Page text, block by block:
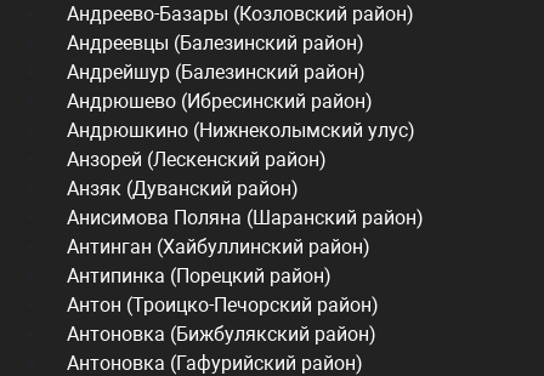
Андреево-Базары (Козловский район)
Андреевцы (Балезинский район)
Андрейшур (Балезинский район)
Андрюшево (Ибресинский район)
Андрюшкино (Нижнеколымский улус)
Анзорей (Лескенский район)
Анзяк (Дуванский район)
Анисимова Поляна (Шаранский район)
Антинган (Хайбуллинский район)
Антипинка (Порецкий район)
Антон (Троицко-Печорский район)
Антоновка (Бижбулякский район)
Антоновка (Гафурийский район)